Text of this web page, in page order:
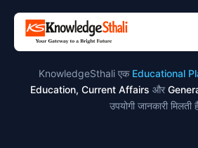
KnowledgeSthali एक Educational
Education, Current Affairs और
उपयोगी जानकारी मिलती